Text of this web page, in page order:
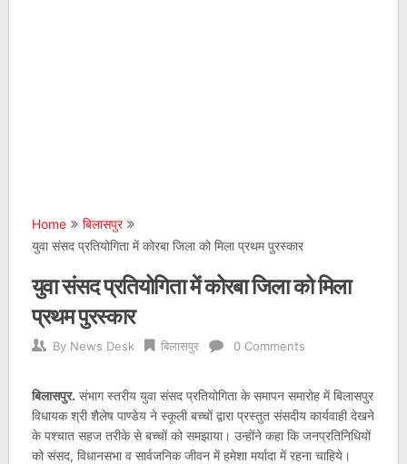
Home
बिलासपुर
युवा संसद प्रतियोगिता में कोरबा जिला को मिला प्रथम पुरस्कार
युवा संसद प्रतियोगिता में कोरबा जिला को मिला
प्रथम पुरस्कार
By News Desk बिलासपुर 0 Comments
बिलासपुर. संभाग स्तरीय युवा संसद प्रतियोगिता के समापन समारोह में बिलासपुर
विधायक श्री शैलेष पाण्डेय ने स्कूली बच्चों द्वारा प्रस्तुत संसदीय कार्यवाही देखने
के पश्चात सहज तरीके से बच्चों को समझाया। उन्होंने कहा कि जनप्रतिनिधियों
को संसद, विधानसभा व सार्वजनिक जीवन में हमेशा मर्यादा में रहना चाहिये।